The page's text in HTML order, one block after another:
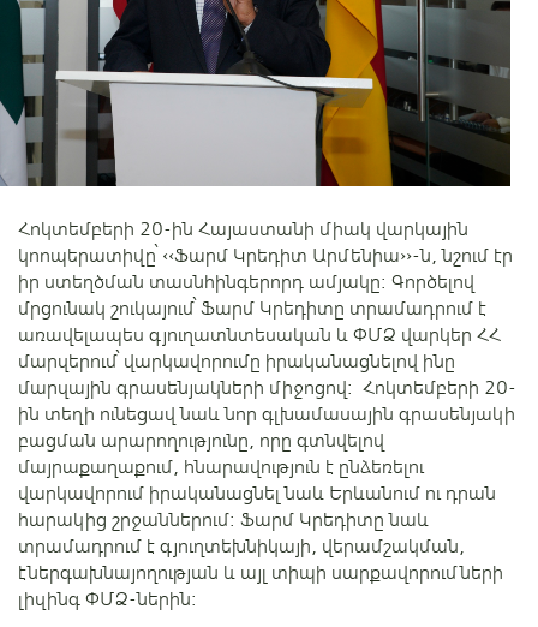
Հոկտեմբերի 20-ին Հայաստանի միակ վարկային
կոոպերատիվը՝ ‹‹Ֆարմ Կրեդիտ Արմենիա››-ն, նշում էր
իր ստեղծման տասնհինգերորդ ամյակը։ Գործելով
մրցունակ շուկայում՝ Ֆարմ Կրեդիտը տրամադրում է
առավելապես գյուղատնտեսական և ՓՄՁ վարկեր ՀՀ
մարզերում՝ վարկավորումը իրականացնելով ինը
մարզային գրասենյակների միջոցով։ Հոկտեմբերի 20-
ին տեղի ունեցավ նաև նոր գլխամասային գրասենյակի
բացման արարողությունը, որը գտնվելով
մայրաքաղաքում, հնարավություն է ընձեռելու
վարկավորում իրականացնել նաև Երևանում ու դրան
հարակից շրջաններում։ Ֆարմ Կրեդիտը նաև
տրամադրում է գյուղտեխնիկայի, վերամշակման,
էներգախնայողության և այլ տիպի սարքավորումների
լիզինգ ՓՄՁ-ներին։